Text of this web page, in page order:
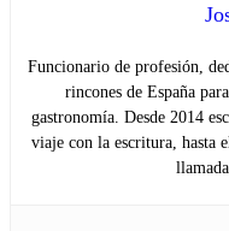
Funcionario de profesión,
rincones de España
gastronomía. Desde 2014
viaje con la escritura, hasta